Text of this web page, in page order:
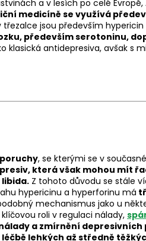
a v lesích po celé Evropě,
medicíně se využívá
jsou především hypericin
především serotoninu,
klasická antidepresiva, avšak s
, se kterými se v
která však mohou mít
Z tohoto důvodu se stále
hypericinu a hyperforinu má
mechanismus jako u
roli v regulaci nálady,
a zmírnění depresivních
lehkých až středně